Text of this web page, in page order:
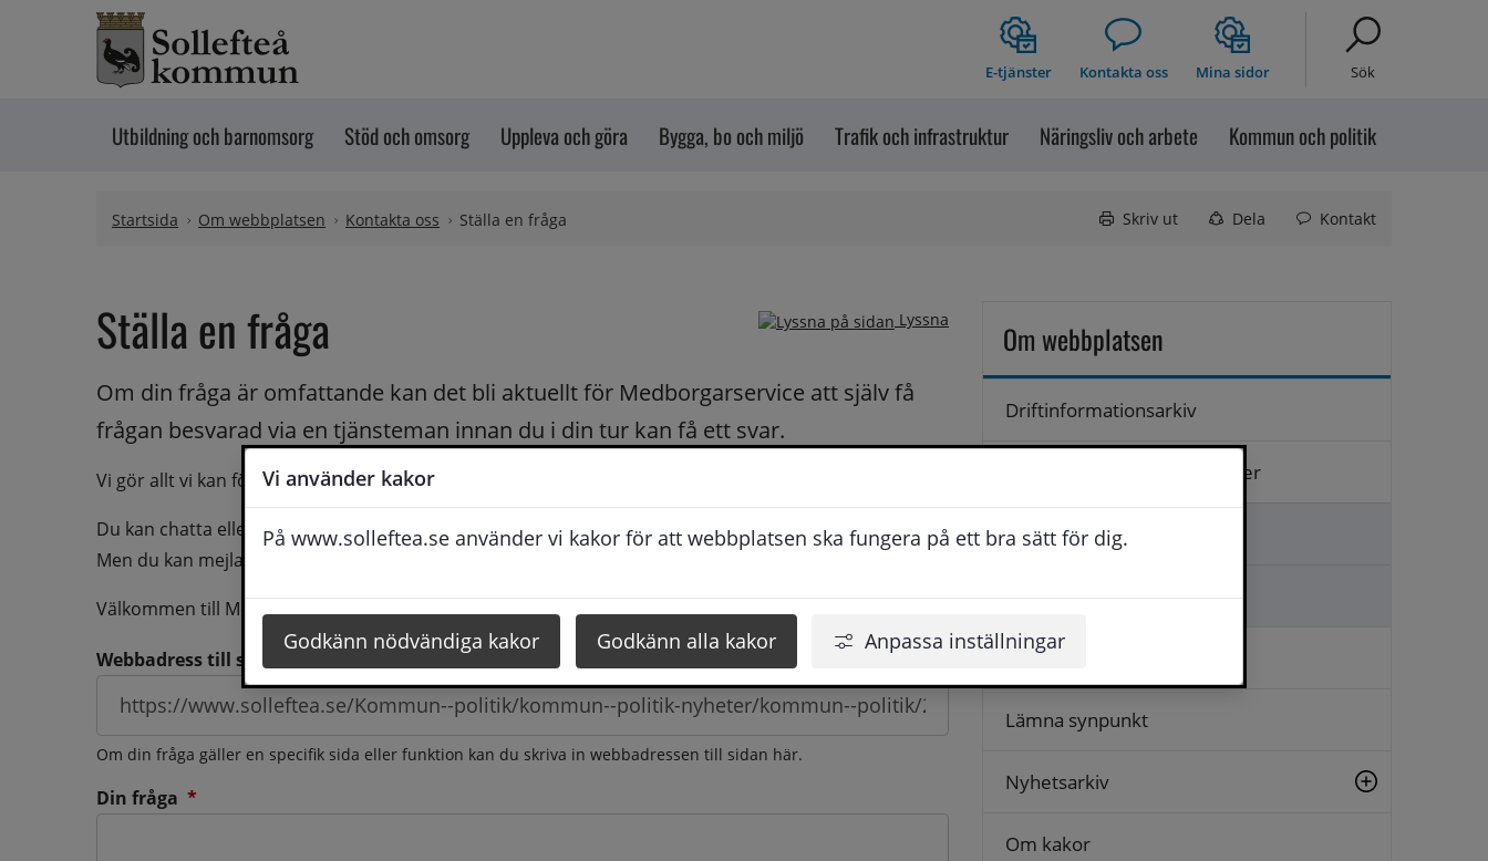
Vi använder kakor
På www.solleftea.se använder vi kakor för att webbplatsen ska fungera på ett bra sätt för dig.
Godkänn nödvändiga kakor Godkänn alla kakor Anpassa inställningar
Hoppa till innehåll
E-tjänster Kontakta oss Mina sidor Sök
Utbildning och barnomsorg Stöd och omsorg Uppleva och göra Bygga, bo och miljö Trafik och infrastruktur Näringsliv och arbete Kommun och politik
Startsida Om webbplatsen Kontakta oss Ställa en fråga Skriv ut Dela Kontakt
Lyssna
Ställa en fråga
Om din fråga är omfattande kan det bli aktuellt för Medborgarservice att själv få
frågan besvarad via en tjänsteman innan du i din tur kan få ett svar.
Vi gör allt vi kan för att du ska få hjälp och svar på dina frågor fortast möjligt.
Du kan chatta eller ringa oss med din fråga så besvarar vi dig så snabbt som möjligt under arbetstid.
Men du kan mejla oss din fråga dygnt runt och du få svaret inom 2 - 4 arbetsdagar.
Välkommen till Medborgarservice!
Webbadress till sidan som frågan berör
Om din fråga gäller en specifik sida eller funktion kan du skriva in webbadressen till sidan här.
Din fråga *
Om webbplatsen
Driftinformationsarkiv
Hantering av personuppgifter
Kontakta oss
Ställa en fråga
Logga in
Lämna synpunkt
Nyhetsarkiv
Om kakor